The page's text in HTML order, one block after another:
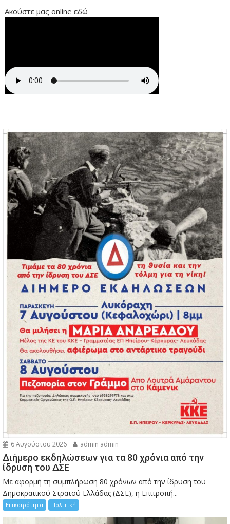
Ακούστε μας onlineεδώ
6 Αυγούστου 2026 admin admin
Διήμερο εκδηλώσεων για τα 80 χρόνια από την
ίδρυση του ΔΣΕ
Με αφορμή τη συμπλήρωση 80 χρόνων από την ίδρυση του
Δημοκρατικού Στρατού Ελλάδας (ΔΣΕ), η Επιτροπή...
Επικαιρότητα Πολιτική